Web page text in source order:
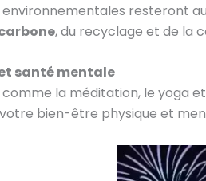
environnementales resteront
, du recyclage et de la
santé mentale
comme la méditation, le yoga
bien-être physique et